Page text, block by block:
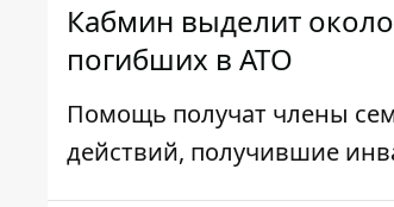
Кабмин выделит
погибших в АТО
Помощь получат члены
действий, получившие